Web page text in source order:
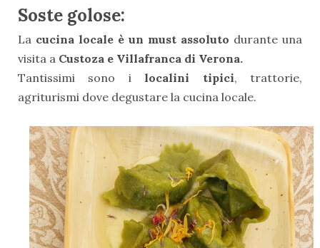
Soste golose:
La cucina locale è un must assoluto durante una
visita a Custoza e Villafranca di Verona.
Tantissimi sono i localini tipici, trattorie,
agriturismi dove degustare la cucina locale.